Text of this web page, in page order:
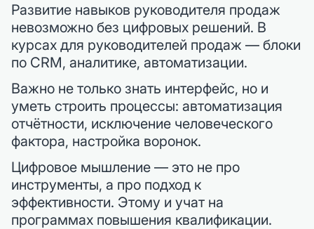
Развитие навыков руководителя продаж
невозможно без цифровых решений. В
курсах для руководителей продаж — блоки
по CRM, аналитике, автоматизации.
Важно не только знать интерфейс, но и
уметь строить процессы: автоматизация
отчётности, исключение человеческого
фактора, настройка воронок.
Цифровое мышление — это не про
инструменты, а про подход к
эффективности. Этому и учат на
программах повышения квалификации.